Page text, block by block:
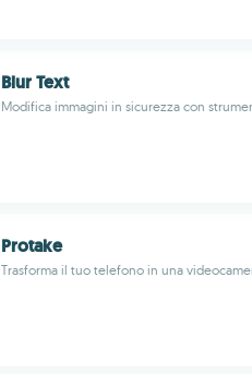
Blur Text
Modifica immagini in sicurezza con
Protake
Trasforma il tuo telefono in una